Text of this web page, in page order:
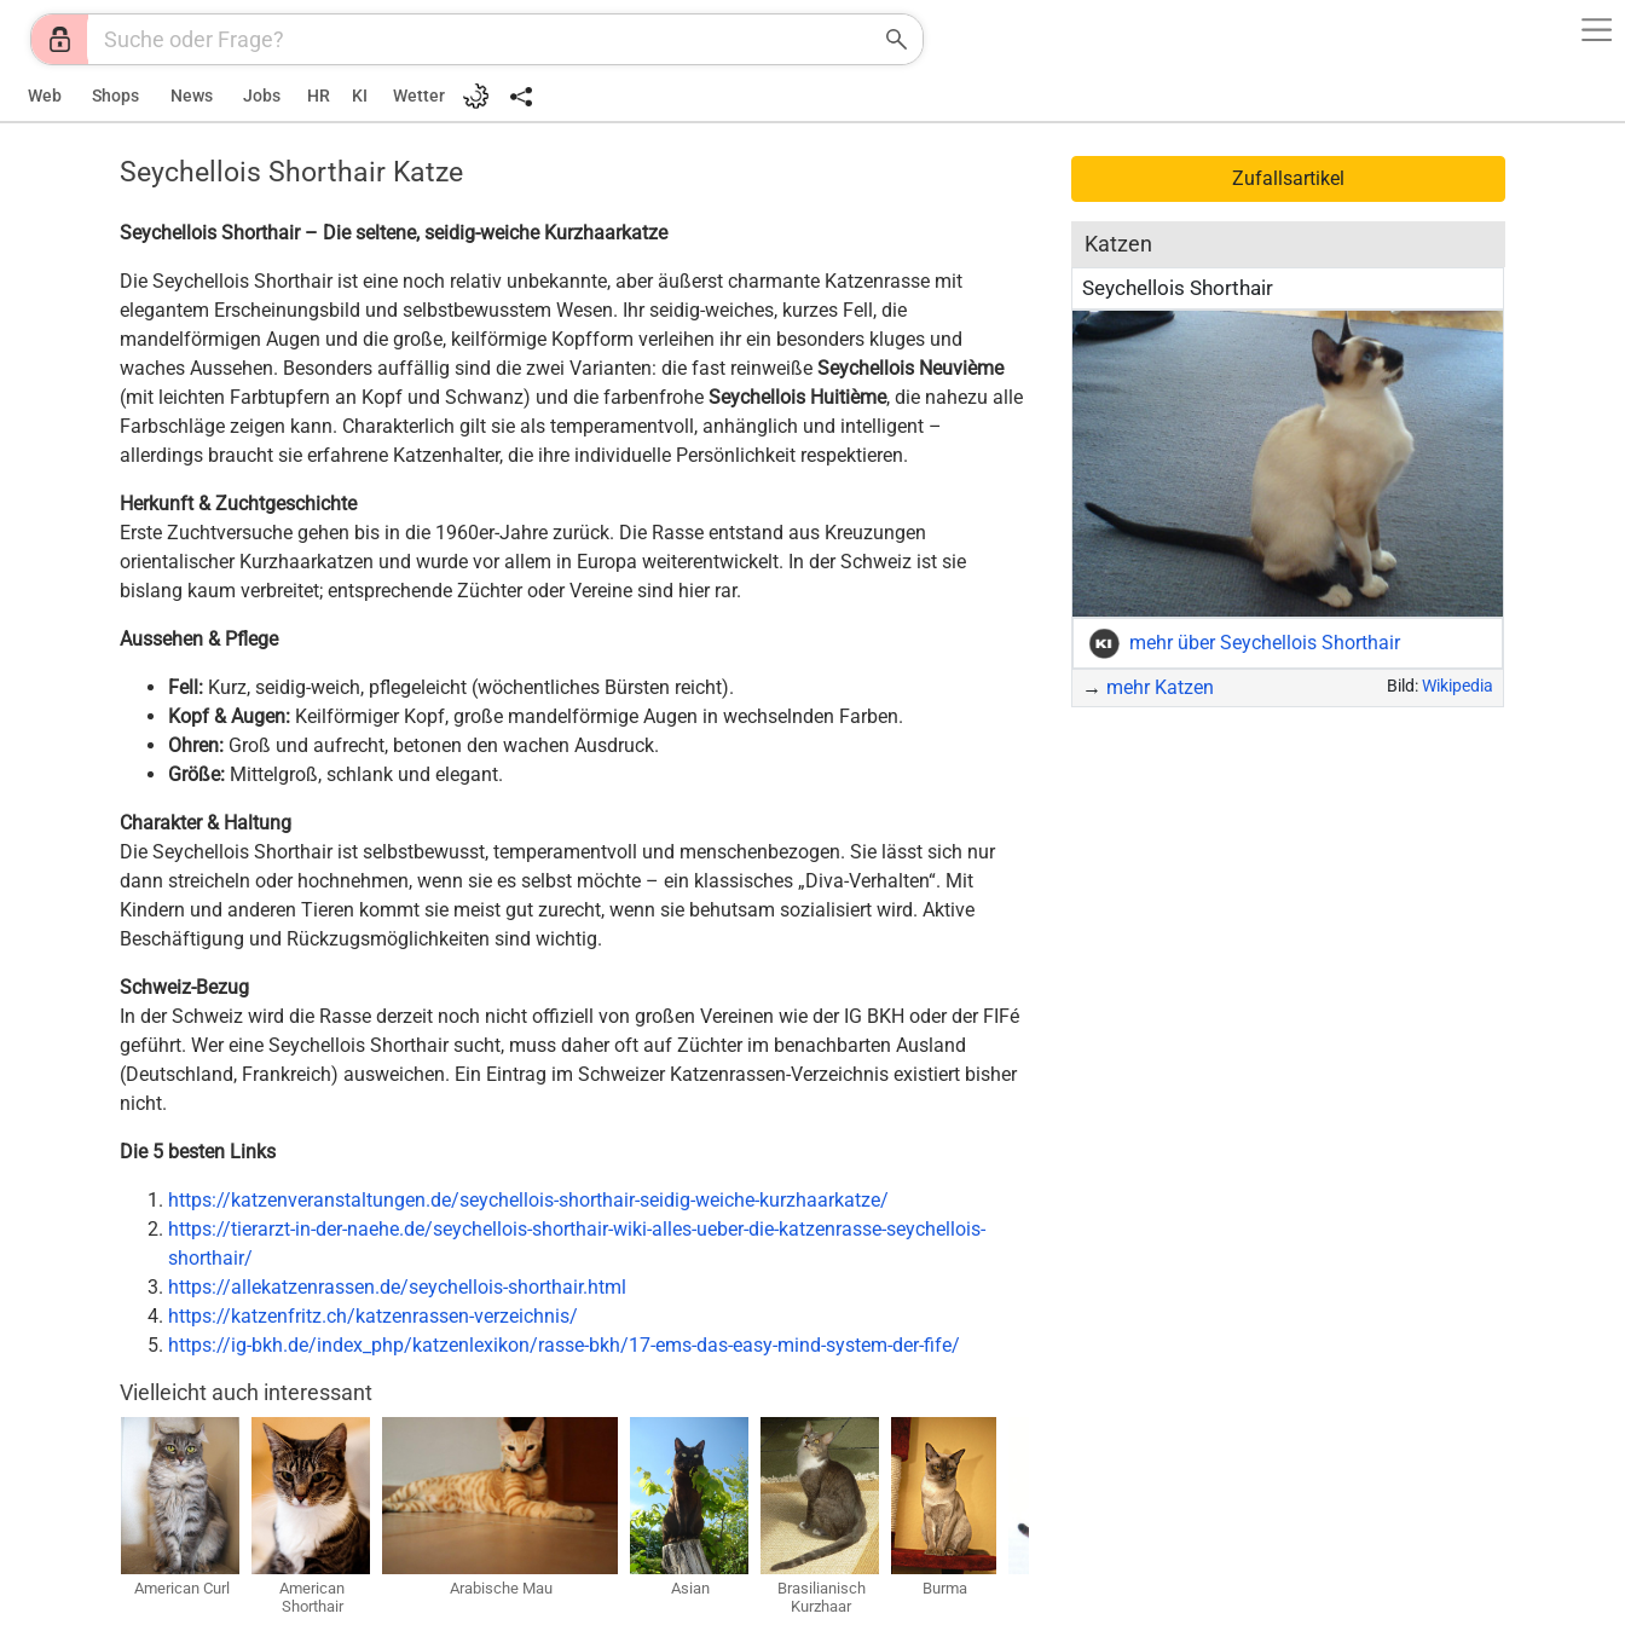
Web Shops News Jobs HR KI Wetter
Seychellois Shorthair Katze
Seychellois Shorthair – Die seltene, seidig-weiche Kurzhaarkatze
Die Seychellois Shorthair ist eine noch relativ unbekannte, aber äußerst charmante Katzenrasse mit
elegantem Erscheinungsbild und selbstbewusstem Wesen. Ihr seidig-weiches, kurzes Fell, die
mandelförmigen Augen und die große, keilförmige Kopfform verleihen ihr ein besonders kluges und
waches Aussehen. Besonders auffällig sind die zwei Varianten: die fast reinweiße Seychellois Neuvième
(mit leichten Farbtupfern an Kopf und Schwanz) und die farbenfrohe Seychellois Huitième, die nahezu alle
Farbschläge zeigen kann. Charakterlich gilt sie als temperamentvoll, anhänglich und intelligent –
allerdings braucht sie erfahrene Katzenhalter, die ihre individuelle Persönlichkeit respektieren.
Herkunft & Zuchtgeschichte
Erste Zuchtversuche gehen bis in die 1960er-Jahre zurück. Die Rasse entstand aus Kreuzungen
orientalischer Kurzhaarkatzen und wurde vor allem in Europa weiterentwickelt. In der Schweiz ist sie
bislang kaum verbreitet; entsprechende Züchter oder Vereine sind hier rar.
Aussehen & Pflege
Fell: Kurz, seidig-weich, pflegeleicht (wöchentliches Bürsten reicht).
Kopf & Augen: Keilförmiger Kopf, große mandelförmige Augen in wechselnden Farben.
Ohren: Groß und aufrecht, betonen den wachen Ausdruck.
Größe: Mittelgroß, schlank und elegant.
Charakter & Haltung
Die Seychellois Shorthair ist selbstbewusst, temperamentvoll und menschenbezogen. Sie lässt sich nur
dann streicheln oder hochnehmen, wenn sie es selbst möchte – ein klassisches „Diva-Verhalten“. Mit
Kindern und anderen Tieren kommt sie meist gut zurecht, wenn sie behutsam sozialisiert wird. Aktive
Beschäftigung und Rückzugsmöglichkeiten sind wichtig.
Schweiz-Bezug
In der Schweiz wird die Rasse derzeit noch nicht offiziell von großen Vereinen wie der IG BKH oder der FIFé
geführt. Wer eine Seychellois Shorthair sucht, muss daher oft auf Züchter im benachbarten Ausland
(Deutschland, Frankreich) ausweichen. Ein Eintrag im Schweizer Katzenrassen-Verzeichnis existiert bisher
nicht.
Die 5 besten Links
https://katzenveranstaltungen.de/seychellois-shorthair-seidig-weiche-kurzhaarkatze/
https://tierarzt-in-der-naehe.de/seychellois-shorthair-wiki-alles-ueber-die-katzenrasse-seychellois-
shorthair/
https://allekatzenrassen.de/seychellois-shorthair.html
https://katzenfritz.ch/katzenrassen-verzeichnis/
https://ig-bkh.de/index_php/katzenlexikon/rasse-bkh/17-ems-das-easy-mind-system-der-fife/
Vielleicht auch interessant
American Curl
American
Shorthair
Arabische Mau Asian
Brasilianisch
Kurzhaar
Burma
Zufallsartikel
Katzen
Seychellois Shorthair
mehr über Seychellois Shorthair
→ mehr Katzen Bild:Wikipedia